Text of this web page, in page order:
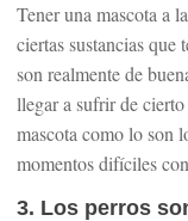
Tener una mascota a
ciertas sustancias
son realmente de
llegar a sufrir de
mascota como lo son
momentos difíciles
3. Los perros